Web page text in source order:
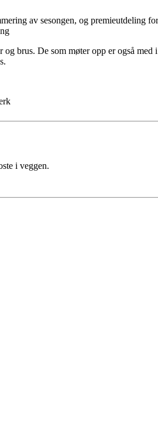
av sesongen, og premieutdeling for
og brus. De som møter opp er også med i
i veggen.